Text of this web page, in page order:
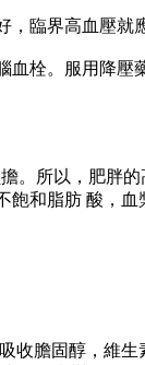
臨界高血壓就
栓。服用降壓
所以，肥胖的
和脂肪 酸，
膽固醇，維生